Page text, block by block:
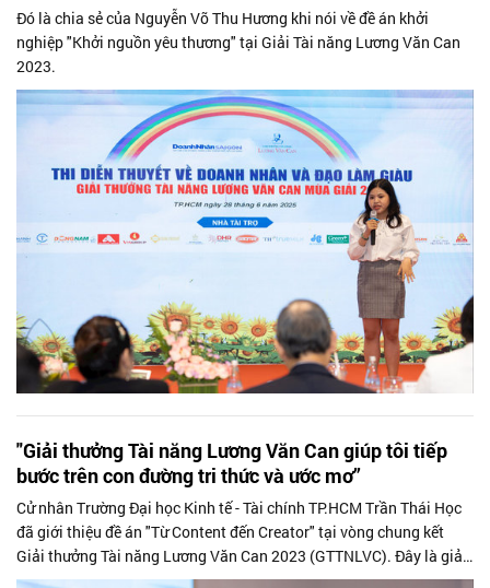
Đó là chia sẻ của Nguyễn Võ Thu Hương khi nói về đề án khởi
nghiệp "Khởi nguồn yêu thương" tại Giải Tài năng Lương Văn Can
2023.
"Giải thưởng Tài năng Lương Văn Can giúp tôi tiếp
bước trên con đường tri thức và ước mơ”
Cử nhân Trường Đại học Kinh tế - Tài chính TP.HCM Trần Thái Học
đã giới thiệu ​​đề án "Từ Content đến Creator" tại vòng chung kết
Giải thưởng Tài năng Lương Văn Can 2023 (GTTNLVC). Đây là giải
pháp toàn...